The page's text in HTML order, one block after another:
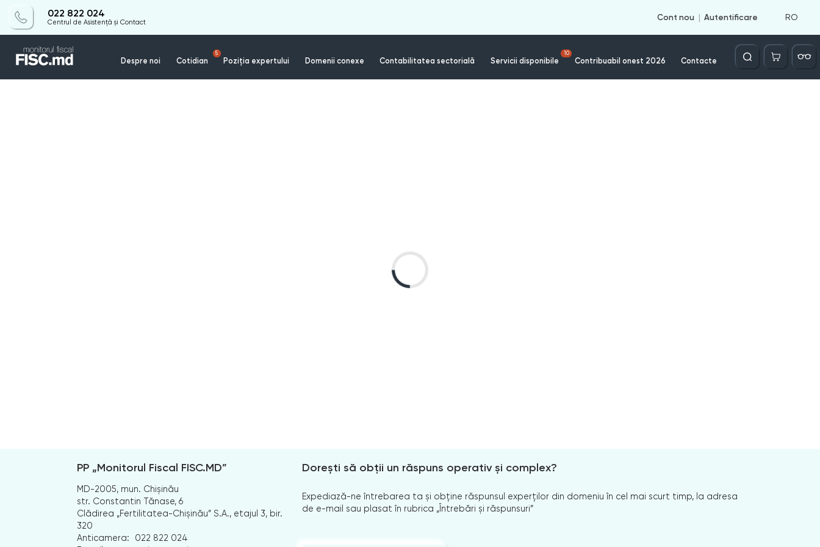
022 822 024
Centrul de Asistență și Contact
Cont nou Autentificare RO
Despre noi Cotidian
5
Poziția expertului Domenii conexe Contabilitatea sectorială Servicii disponibile
10
Contribuabil onest 2026 Contacte
Căutare
PP „Monitorul Fiscal FISC.MD”
MD-2005, mun. Chișinău
str. Constantin Tănase, 6
Clădirea „Fertilitatea-Chișinău” S.A., etajul 3, bir.
320
Anticamera:
022 822 024
Dorești să obții un răspuns operativ și complex?
Expediază-ne întrebarea ta și obține răspunsul experților din domeniu în cel mai scurt timp, la adresa
de e-mail sau plasat în rubrica „Întrebări și răspunsuri”